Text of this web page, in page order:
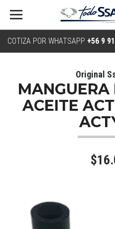
COTIZA POR WHATSAPP +56 9
Original
MANGUERA
ACEITE